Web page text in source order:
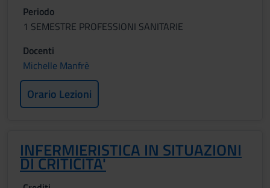
Periodo
1 SEMESTRE PROFESSIONI SANITARIE
Docenti
Michelle Manfrè
Orario Lezioni
INFERMIERISTICA IN SITUAZIONI
DI CRITICITA'